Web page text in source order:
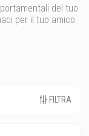
del tuo
per il tuo amico
FILTRA